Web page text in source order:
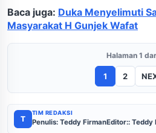
Baca juga: Duka Menyelimuti
Masyarakat H Gunjek Wafat
Halaman 1
1 2
T
TIM REDAKSI
Penulis: Teddy FirmanEditor:: Teddy